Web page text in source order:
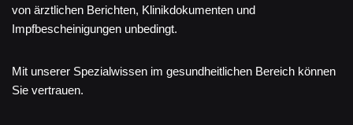
von ärztlichen Berichten, Klinikdokumenten und
Impfbescheinigungen unbedingt.
Mit unserer Spezialwissen im gesundheitlichen Bereich können
Sie vertrauen.